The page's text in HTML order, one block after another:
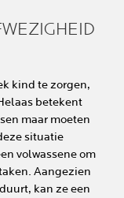
kind te zorgen,
betekent
maar moeten
situatie
volwassene om
Aangezien
kan ze een